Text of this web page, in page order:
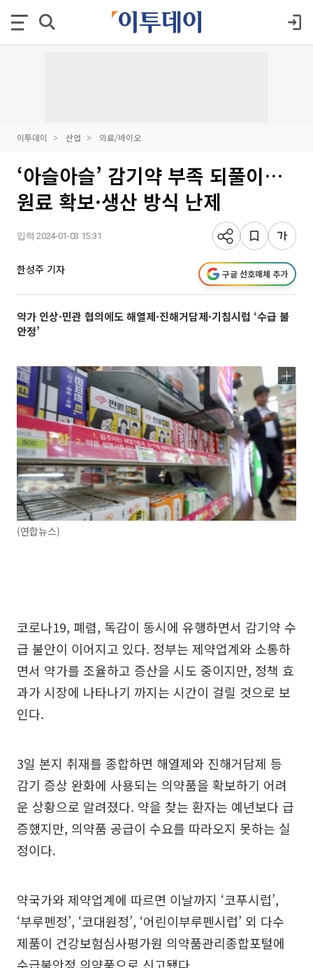
이투데이 산업 의료/바이오
‘아슬아슬’ 감기약 부족 되풀이…
원료 확보·생산 방식 난제
입력 2024-01-03 15:31
한성주 기자 구글 선호매체 추가
약가 인상·민관 협의에도 해열제·진해거담제·기침시럽 ‘수급 불
안정’
(연합뉴스)
코로나19, 폐렴, 독감이 동시에 유행하면서 감기약 수
급 불안이 이어지고 있다. 정부는 제약업계와 소통하
면서 약가를 조율하고 증산을 시도 중이지만, 정책 효
과가 시장에 나타나기 까지는 시간이 걸릴 것으로 보
인다.
3일 본지 취재를 종합하면 해열제와 진해거담제 등
감기 증상 완화에 사용되는 의약품을 확보하기 어려
운 상황으로 알려졌다. 약을 찾는 환자는 예년보다 급
증했지만, 의약품 공급이 수요를 따라오지 못하는 실
정이다.
약국가와 제약업계에 따르면 이날까지 ‘코푸시럽’,
‘부루펜정’, ‘코대원정’, ‘어린이부루펜시럽’ 외 다수
제품이 건강보험심사평가원 의약품관리종합포털에